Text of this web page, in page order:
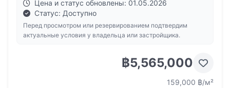
Цена и статус обновлены: 01.05.2026
Статус: Доступно
Перед просмотром или резервированием подтвердим
актуальные условия у владельца или застройщика.
฿5,565,000
159,000 ฿/м²